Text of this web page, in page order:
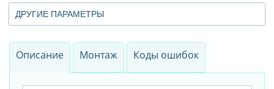
ДРУГИЕ ПАРАМЕТРЫ
Описание Монтаж Коды ошибок